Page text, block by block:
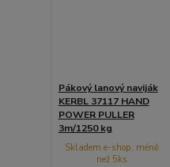
Pákový lanový naviják
KERBL 37117 HAND
POWER PULLER
3m/1250 kg
Skladem e-shop, méně
než 5ks